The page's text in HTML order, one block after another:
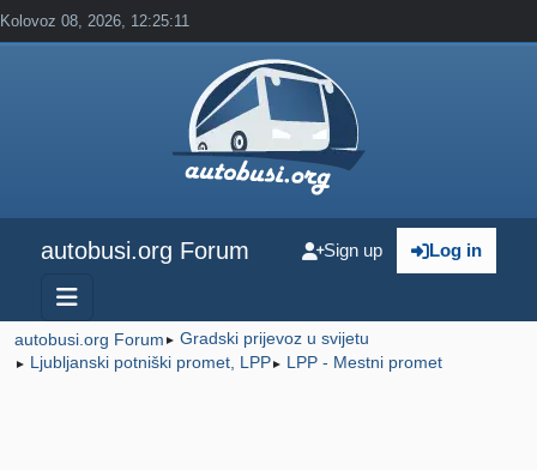
Kolovoz 08, 2026, 12:25:11
autobusi.org Forum Log in
Sign up
autobusi.org Forum ► Gradski prijevoz u svijetu
► Ljubljanski potniški promet, LPP► LPP - Mestni promet